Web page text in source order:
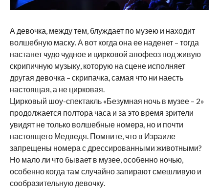
А девочка, между тем, блуждает по музею и находит
волшебную маску. А вот когда она ее наденет – тогда
настанет чудо чудное и цирковой апофеоз под живую
скрипичную музыку, которую на сцене исполняет
другая девочка – скрипачка, самая что ни наесть
настоящая, а не цирковая.
Цирковый шоу-спектакль «Безумная ночь в музее – 2»
продолжается полтора часа и за это время зрители
увидят не только волшебные номера, но и почти
настоящего Медведя. Помните, что в Израиле
запрещены номера с дрессированными животными?
Но мало ли что бывает в музее, особенно ночью,
особенно когда там случайно запирают смешливую и
сообразительную девочку.